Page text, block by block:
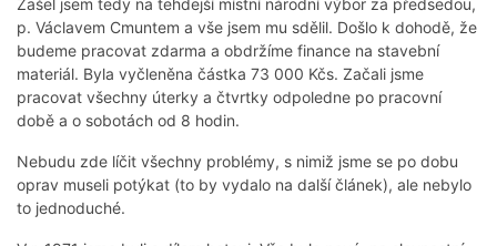
Zašel jsem tedy na tehdejší místní národní výbor za předsedou,
p. Václavem Cmuntem a vše jsem mu sdělil. Došlo k dohodě, že
budeme pracovat zdarma a obdržíme finance na stavební
materiál. Byla vyčleněna částka 73 000 Kčs. Začali jsme
pracovat všechny úterky a čtvrtky odpoledne po pracovní
době a o sobotách od 8 hodin.
Nebudu zde líčit všechny problémy, s nimiž jsme se po dobu
oprav museli potýkat (to by vydalo na další článek), ale nebylo
to jednoduché.